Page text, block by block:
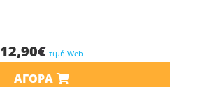
12,90€ τιμή Web
ΑΓΟΡΆ